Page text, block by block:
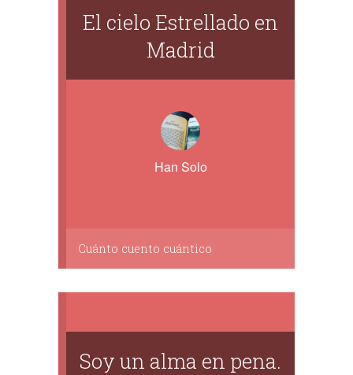
El cielo Estrellado en
Madrid
Han Solo
Cuánto cuento cuántico
Soy un alma en pena.